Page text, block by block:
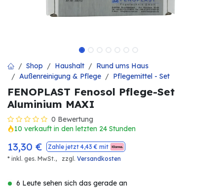
Shop Haushalt
Rund ums Haus
Außenreinigung & Pflege
Pflegemittel - Set
FENOPLAST Fenosol Pflege-Set
Aluminium MAXI
0 Bewertung
10 verkauft in den letzten 24 Stunden
13,30 € Zahle jetzt 4,43 € mit
* inkl. ges. MwSt.,
zzgl. Versandkosten
6 Leute sehen sich das gerade an